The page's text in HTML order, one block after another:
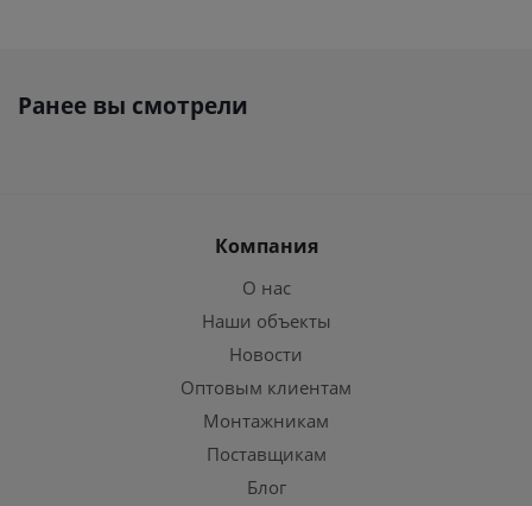
Ранее вы смотрели
Компания
О нас
Наши объекты
Новости
Оптовым клиентам
Монтажникам
Поставщикам
Блог